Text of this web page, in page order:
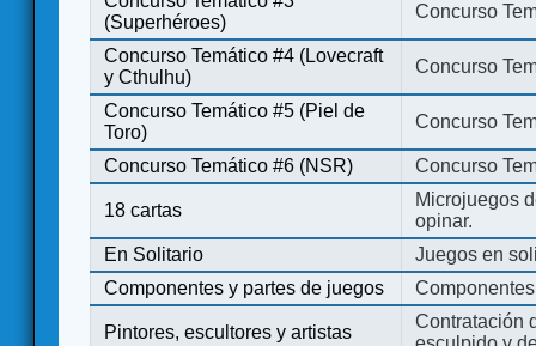
(Superhéroes)
Concurso
Concurso Temático #4 (Lovecraft
y Cthulhu)
Concurso
Concurso Temático #5 (Piel de
Toro)
Concurso
Concurso Temático #6 (NSR) Concurso
18 cartas
Microjuegos
opinar.
En Solitario
Juegos en
Componentes y partes de juegos
Pintores, escultores y artistas
Contratación